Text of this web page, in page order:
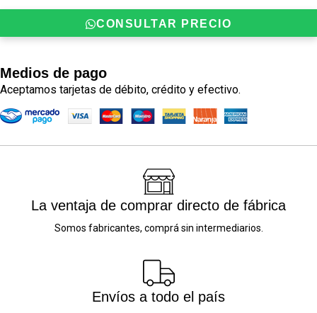
CONSULTAR PRECIO
Medios de pago
Aceptamos tarjetas de débito, crédito y efectivo.
La ventaja de comprar directo de fábrica
Somos fabricantes, comprá sin intermediarios.
Envíos a todo el país